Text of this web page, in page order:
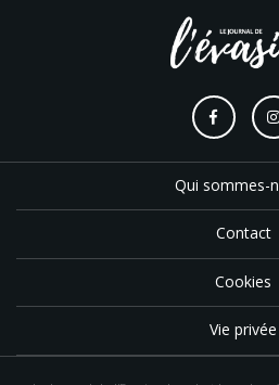
Qui sommes-
Contact
Cookies
Vie privée